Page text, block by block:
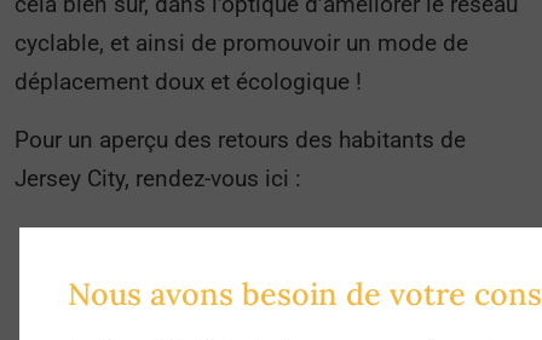
cyclable, et ainsi de promouvoir un mode de
déplacement doux et écologique !
Pour un aperçu des retours des habitants de
Jersey City, rendez-vous ici :
Nous avons besoin de votre